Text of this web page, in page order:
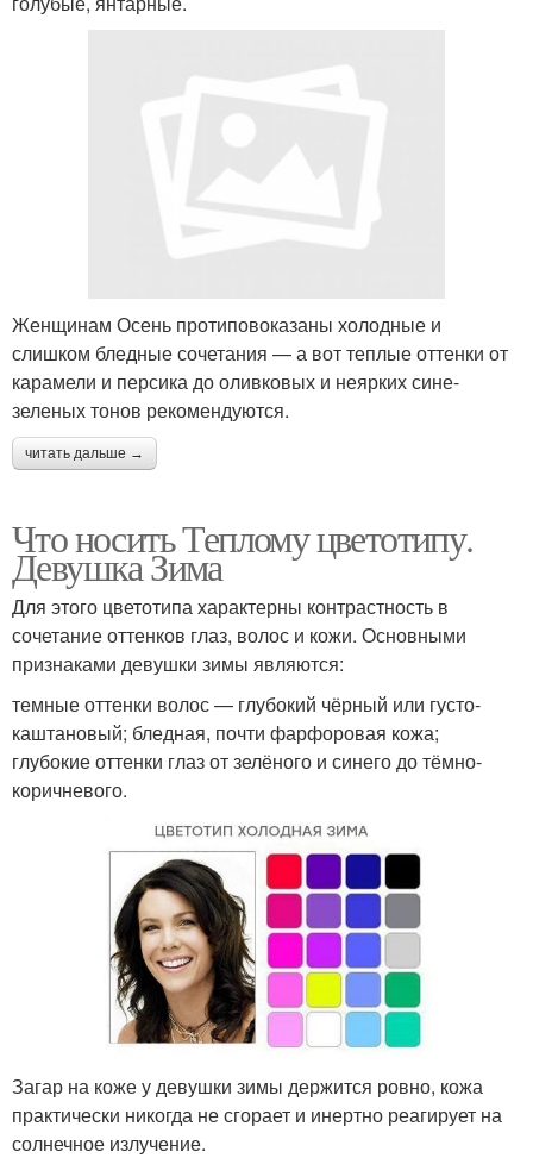
Женщинам Осень протиповоказаны холодные и
слишком бледные сочетания — а вот теплые оттенки от
карамели и персика до оливковых и неярких сине-
зеленых тонов рекомендуются.
читать дальше →
Что носить Теплому цветотипу.
Девушка Зима
Для этого цветотипа характерны контрастность в
сочетание оттенков глаз, волос и кожи. Основными
признаками девушки зимы являются:
темные оттенки волос — глубокий чёрный или густо-
каштановый; бледная, почти фарфоровая кожа;
глубокие оттенки глаз от зелёного и синего до тёмно-
коричневого.
Загар на коже у девушки зимы держится ровно, кожа
практически никогда не сгорает и инертно реагирует на
солнечное излучение.